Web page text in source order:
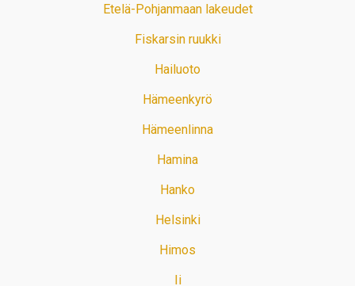
Etelä-Pohjanmaan lakeudet
Fiskarsin ruukki
Hailuoto
Hämeenkyrö
Hämeenlinna
Hamina
Hanko
Helsinki
Himos
Ii